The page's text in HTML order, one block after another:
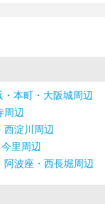
・本町・大阪城周辺
周辺
西淀川周辺
里周辺
阿波座・西長堀周辺